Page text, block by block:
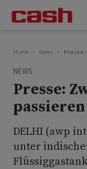
Home News Presse:
NEWS
Presse:
DELHI (awp
unter